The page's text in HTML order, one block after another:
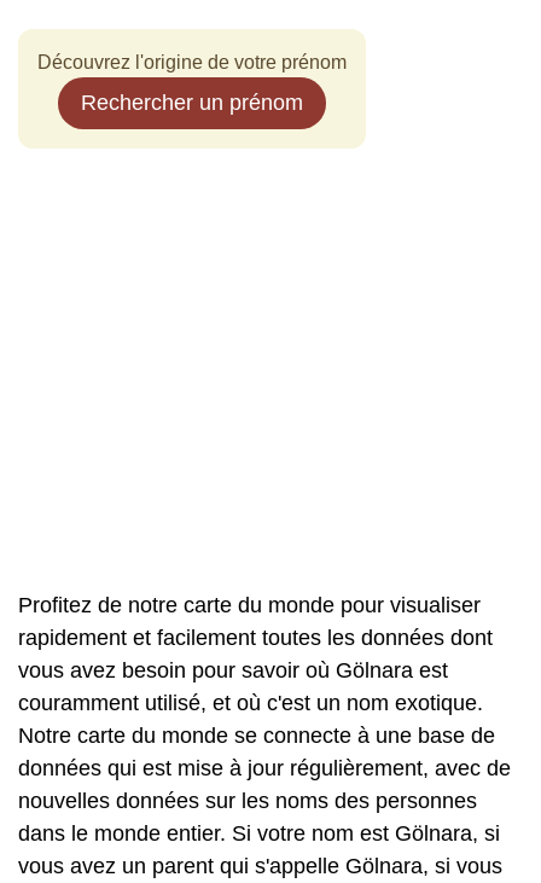
Découvrez l'origine de votre prénom
Rechercher un prénom
Profitez de notre carte du monde pour visualiser
rapidement et facilement toutes les données dont
vous avez besoin pour savoir où Gölnara est
couramment utilisé, et où c'est un nom exotique.
Notre carte du monde se connecte à une base de
données qui est mise à jour régulièrement, avec de
nouvelles données sur les noms des personnes
dans le monde entier. Si votre nom est Gölnara, si
vous avez un parent qui s'appelle Gölnara, si vous